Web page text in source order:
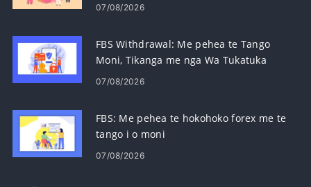
07/08/2026
FBS Withdrawal: Me pehea te Tango
Moni, Tikanga me nga Wa Tukatuka
07/08/2026
FBS: Me pehea te hokohoko forex me te
tango i o moni
07/08/2026